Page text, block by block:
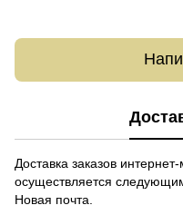
Доставка заказов
осуществляется
Новая почта.